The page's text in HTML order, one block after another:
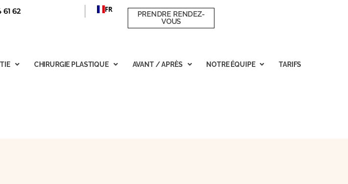
61 62 FR
PRENDRE RENDEZ-
VOUS
CHIRURGIE PLASTIQUE AVANT / APRÈS NOTRE ÉQUIPE TARIFS